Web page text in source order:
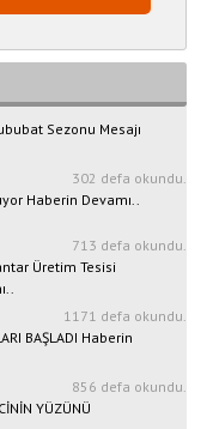
Sezonu Mesajı
302 defa okundu.
Haberin Devamı..
713 defa okundu.
Üretim Tesisi
1171 defa okundu.
BAŞLADI Haberin
856 defa okundu.
YÜZÜNÜ